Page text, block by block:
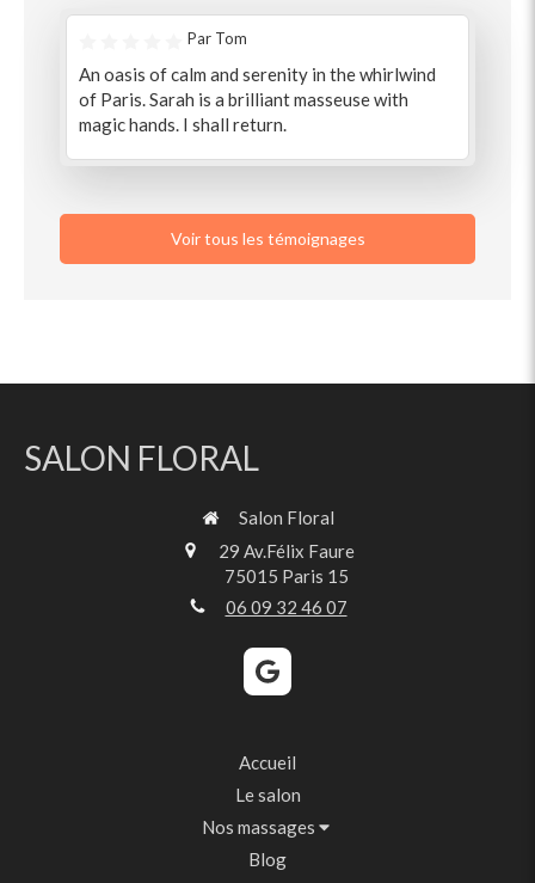
Par Tom
An oasis of calm and serenity in the whirlwind
of Paris. Sarah is a brilliant masseuse with
magic hands. I shall return.
Voir tous les témoignages
SALON FLORAL
Salon Floral
29 Av.Félix Faure
75015 Paris 15
06 09 32 46 07
Accueil
Le salon
Nos massages
Blog